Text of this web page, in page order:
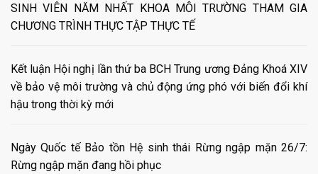
SINH VIÊN NĂM NHẤT KHOA MÔI TRƯỜNG THAM GIA
CHƯƠNG TRÌNH THỰC TẬP THỰC TẾ
Kết luận Hội nghị lần thứ ba BCH Trung ương Đảng Khoá XIV
về bảo vệ môi trường và chủ động ứng phó với biến đổi khí
hậu trong thời kỳ mới
Ngày Quốc tế Bảo tồn Hệ sinh thái Rừng ngập mặn 26/7:
Rừng ngập mặn đang hồi phục